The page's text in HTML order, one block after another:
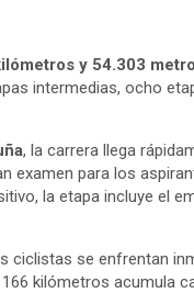
y 54.303
intermedias, ocho
, la carrera llega
examen para los
la etapa incluye el
ciclistas se enfrentan
kilómetros acumula